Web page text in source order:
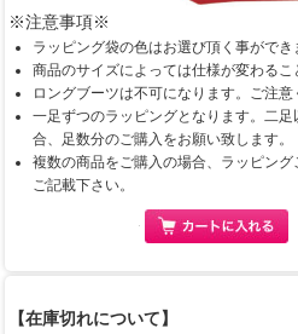
※注意事項※
ラッピング袋の色はお選び頂く事ができ
商品のサイズによっては仕様が変わるこ
ロングブーツは不可になります。ご注意
一足ずつのラッピングとなります。二
合、足数分のご購入をお願い致します。
複数の商品をご購入の場合、ラッピン
ご記載下さい。
【在庫切れについて】